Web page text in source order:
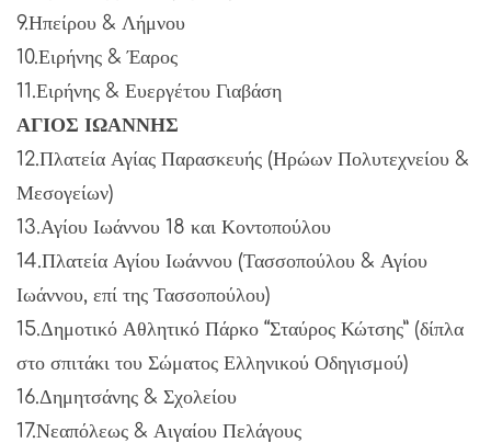
9.Ηπείρου & Λήμνου
10.Ειρήνης & Έαρος
11.Ειρήνης & Ευεργέτου Γιαβάση
ΑΓΙΟΣ ΙΩΑΝΝΗΣ
12.Πλατεία Αγίας Παρασκευής (Ηρώων Πολυτεχνείου &
Μεσογείων)
13.Αγίου Ιωάννου 18 και Κοντοπούλου
14.Πλατεία Αγίου Ιωάννου (Τασσοπούλου & Αγίου
Ιωάννου, επί της Τασσοπούλου)
15.Δημοτικό Αθλητικό Πάρκο “Σταύρος Κώτσης” (δίπλα
στο σπιτάκι του Σώματος Ελληνικού Οδηγισμού)
16.Δημητσάνης & Σχολείου
17.Νεαπόλεως & Αιγαίου Πελάγους